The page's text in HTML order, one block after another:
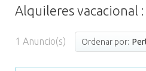
Alquileres vacacional
1 Anuncio(s) Ordenar por: